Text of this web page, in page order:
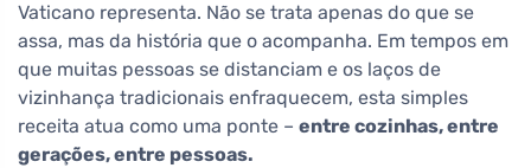
Vaticano representa. Não se trata apenas do que se
assa, mas da história que o acompanha. Em tempos em
que muitas pessoas se distanciam e os laços de
vizinhança tradicionais enfraquecem, esta simples
receita atua como uma ponte – entre cozinhas, entre
gerações, entre pessoas.